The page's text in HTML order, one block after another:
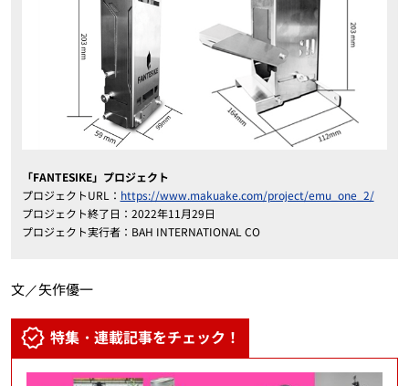
「FANTESIKE」プロジェクト
プロジェクトURL： https://www.makuake.com/project/emu_one_2/
プロジェクト終了日：2022年11月29日
プロジェクト実行者：BAH INTERNATIONAL CO
文／矢作優一
特集・連載記事をチェック！